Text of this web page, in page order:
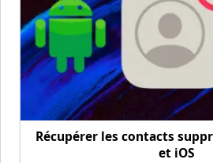
Récupérer les contacts
et iOS